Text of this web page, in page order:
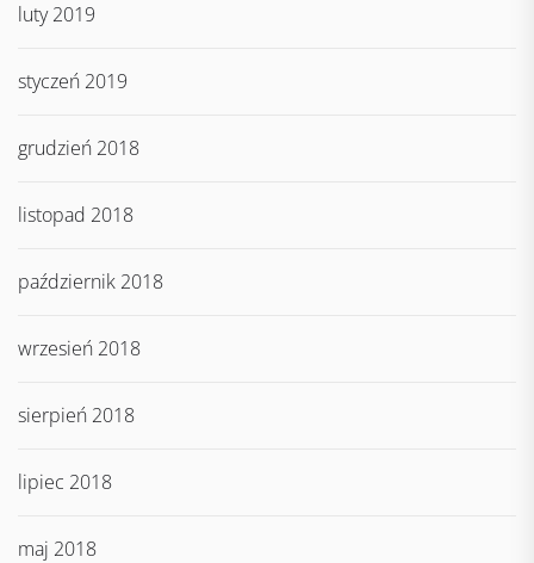
luty 2019
styczeń 2019
grudzień 2018
listopad 2018
październik 2018
wrzesień 2018
sierpień 2018
lipiec 2018
maj 2018